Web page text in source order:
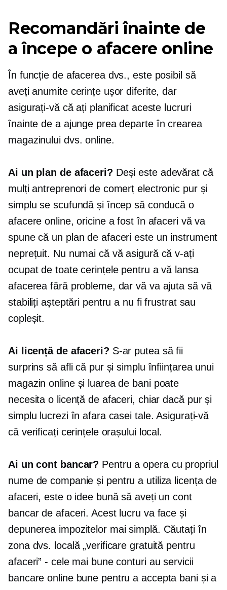
Recomandări înainte de
a începe o afacere online
În funcție de afacerea dvs., este posibil să
aveți anumite cerințe ușor diferite, dar
asigurați-vă că ați planificat aceste lucruri
înainte de a ajunge prea departe în crearea
magazinului dvs. online.
Ai un plan de afaceri? Deși este adevărat că
mulți antreprenori de comerț electronic pur și
simplu se scufundă și încep să conducă o
afacere online, oricine a fost în afaceri vă va
spune că un plan de afaceri este un instrument
neprețuit. Nu numai că vă asigură că v-ați
ocupat de toate cerințele pentru a vă lansa
afacerea fără probleme, dar vă va ajuta să vă
stabiliți așteptări pentru a nu fi frustrat sau
copleșit.
Ai licență de afaceri? S-ar putea să fii
surprins să afli că pur și simplu înființarea unui
magazin online și luarea de bani poate
necesita o licență de afaceri, chiar dacă pur și
simplu lucrezi în afara casei tale. Asigurați-vă
că verificați cerințele orașului local.
Ai un cont bancar? Pentru a opera cu propriul
nume de companie și pentru a utiliza licența de
afaceri, este o idee bună să aveți un cont
bancar de afaceri. Acest lucru va face și
depunerea impozitelor mai simplă. Căutați în
zona dvs. locală „verificare gratuită pentru
afaceri” - cele mai bune conturi au servicii
bancare online bune pentru a accepta bani și a